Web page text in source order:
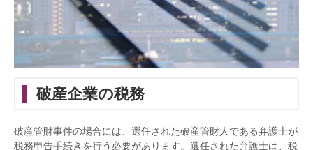
破産企業の税務
破産管財事件の場合には、選任された破産管財人である弁護士が
税務申告手続きを行う必要があります。選任された弁護士は、税